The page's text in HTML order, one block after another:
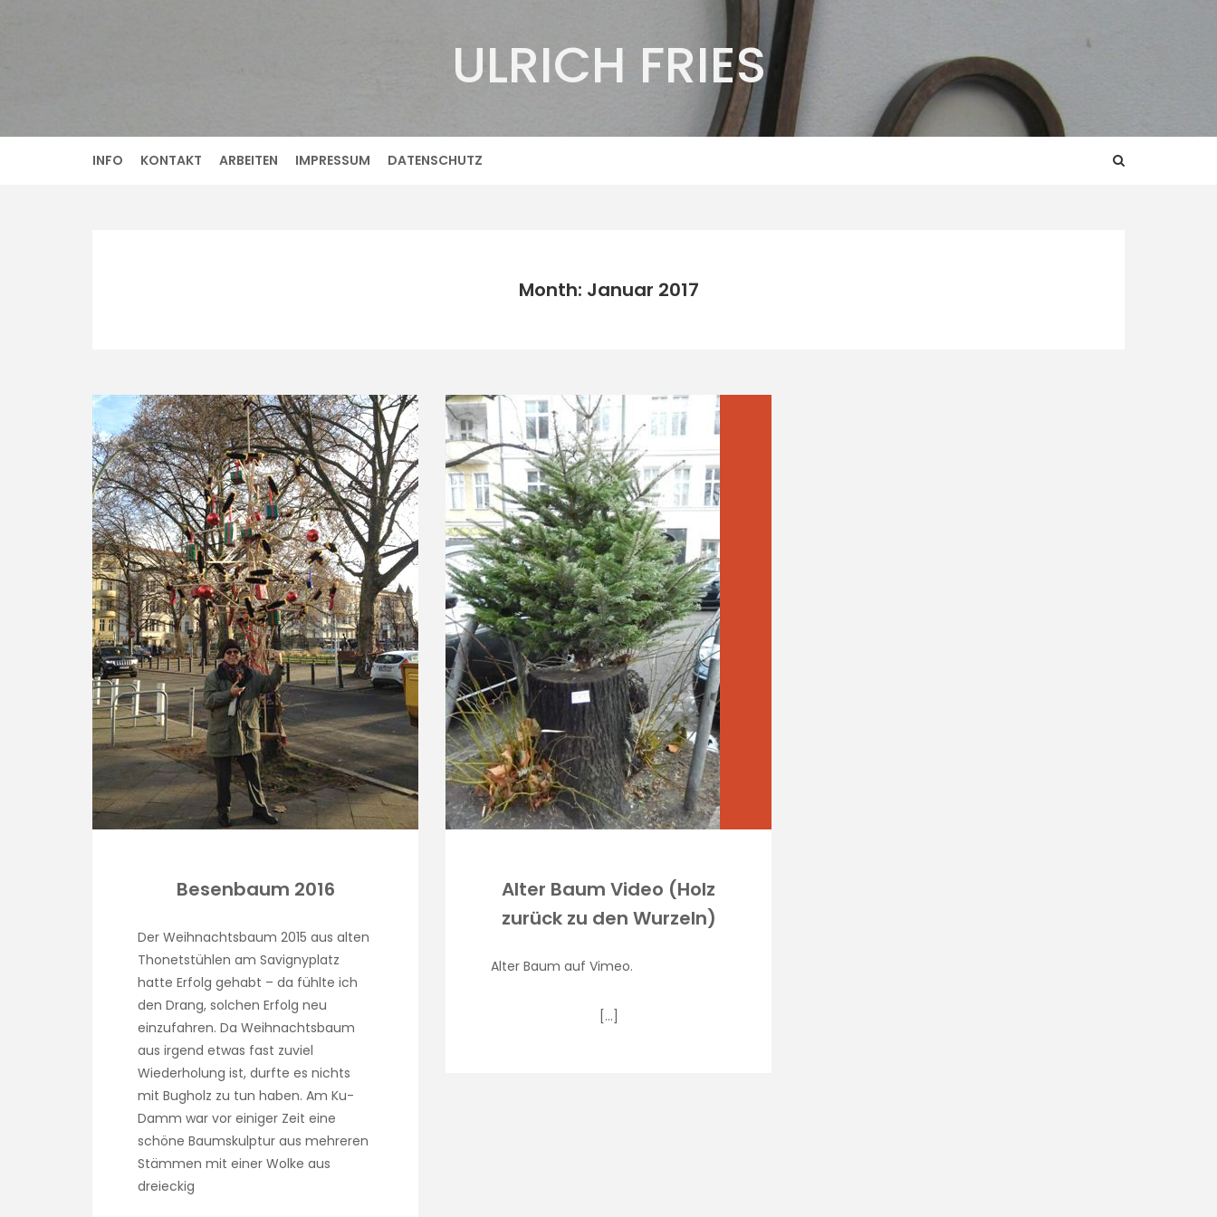
ULRICH FRIES
INFO KONTAKT ARBEITEN IMPRESSUM DATENSCHUTZ
Month: Januar 2017
Besenbaum 2016
Der Weihnachtsbaum 2015 aus alten
Thonetstühlen am Savignyplatz
hatte Erfolg gehabt – da fühlte ich
den Drang, solchen Erfolg neu
einzufahren. Da Weihnachtsbaum
aus irgend etwas fast zuviel
Wiederholung ist, durfte es nichts
mit Bugholz zu tun haben. Am Ku-
Damm war vor einiger Zeit eine
schöne Baumskulptur aus mehreren
Stämmen mit einer Wolke aus
dreieckig
Alter Baum Video (Holz
zurück zu den Wurzeln)
Alter Baum auf Vimeo.
[…]